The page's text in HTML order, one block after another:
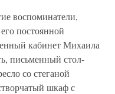
воспоминатели,
постоянной
кабинет Михаила
письменный стол-
со стеганой
шкаф с